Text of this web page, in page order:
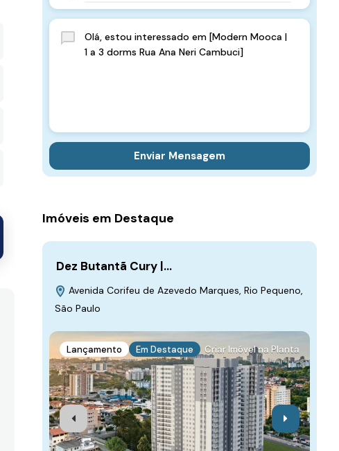
Enviar Mensagem
Imóveis em Destaque
Dez Butantã Cury |…
Avenida Corifeu de Azevedo Marques, Rio Pequeno,
São Paulo
Lançamento Em Destaque Criar Imóvel na Planta